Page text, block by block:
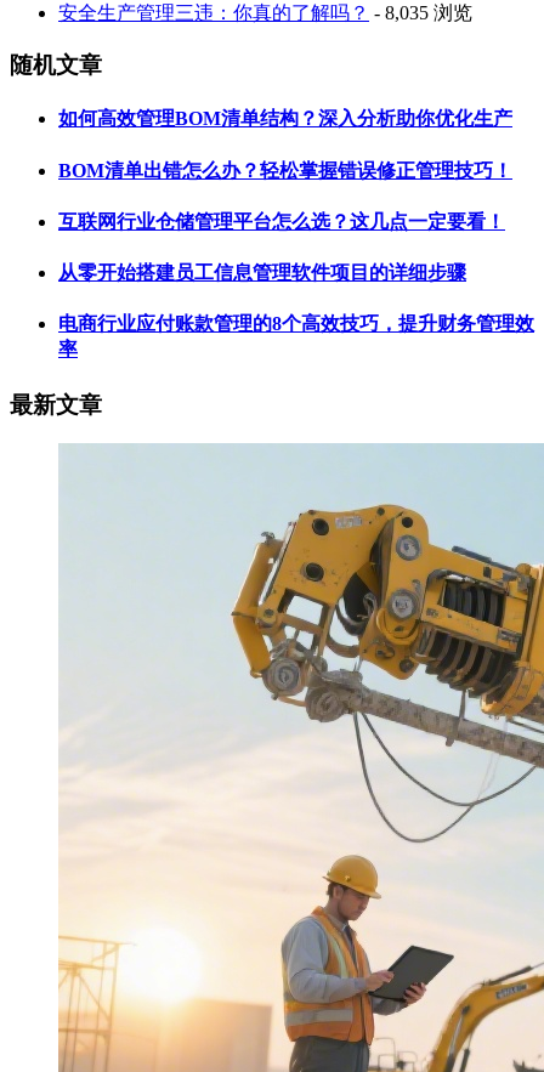
安全生产管理三违：你真的了解吗？ - 8,035 浏览
随机文章
如何高效管理BOM清单结构？深入分析助你优化生产
BOM清单出错怎么办？轻松掌握错误修正管理技巧！
互联网行业仓储管理平台怎么选？这几点一定要看！
从零开始搭建员工信息管理软件项目的详细步骤
电商行业应付账款管理的8个高效技巧，提升财务管理效
率
最新文章